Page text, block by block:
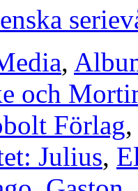
,
och
Förlag
Julius,